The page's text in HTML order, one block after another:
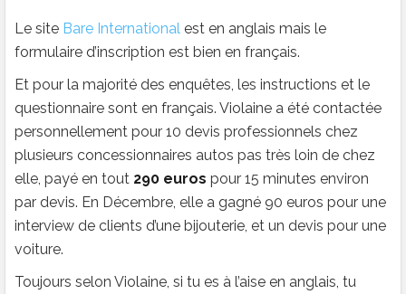
Le site Bare International est en anglais mais le
formulaire d’inscription est bien en français.
Et pour la majorité des enquêtes, les instructions et le
questionnaire sont en français. Violaine a été contactée
personnellement pour 10 devis professionnels chez
plusieurs concessionnaires autos pas très loin de chez
elle, payé en tout 290 euros pour 15 minutes environ
par devis. En Décembre, elle a gagné 90 euros pour une
interview de clients d’une bijouterie, et un devis pour une
voiture.
Toujours selon Violaine, si tu es à l’aise en anglais, tu